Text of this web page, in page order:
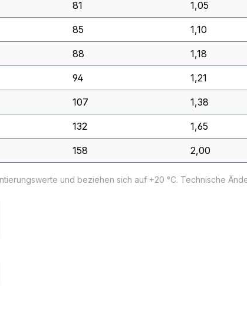
81 1,05
85 1,10
88 1,18
94 1,21
107 1,38
132 1,65
158 2,00
und beziehen sich auf +20 °C. Technische